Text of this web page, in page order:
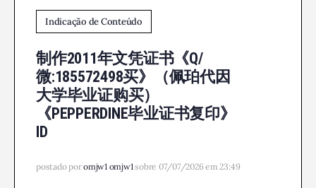
Indicação de Conteúdo
制作2011年文凭证书《Q/
微:185572498买》（佩珀代因
大学毕业证购买）
《PEPPERDINE毕业证书复印》
ID
postado poromjw1 omjw1sobre 07/07/2026 em 23:49